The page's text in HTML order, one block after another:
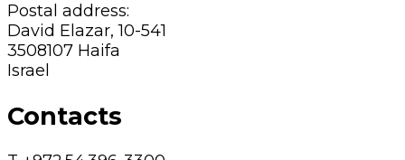
Postal address:
David Elazar, 10-541
3508107 Haifa
Israel
Contacts